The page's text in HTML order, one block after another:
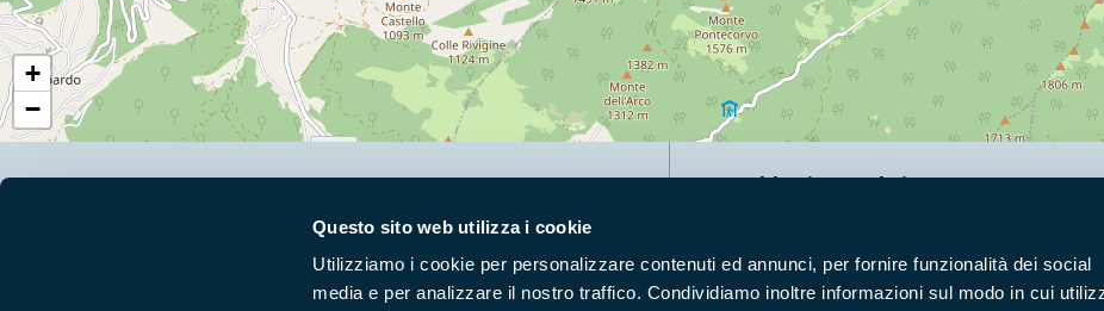
Questo sito web utilizza i cookie
Utilizziamo i cookie per personalizzare contenuti ed annunci, per fornire funzionalità dei social
media e per analizzare il nostro traffico. Condividiamo inoltre informazioni sul modo in cui
+
−
Naviga nel sito
Enti di gestione
Natura